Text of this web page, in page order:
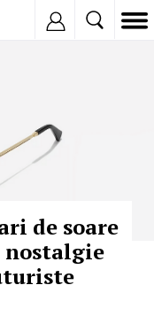
de soare
nostalgie